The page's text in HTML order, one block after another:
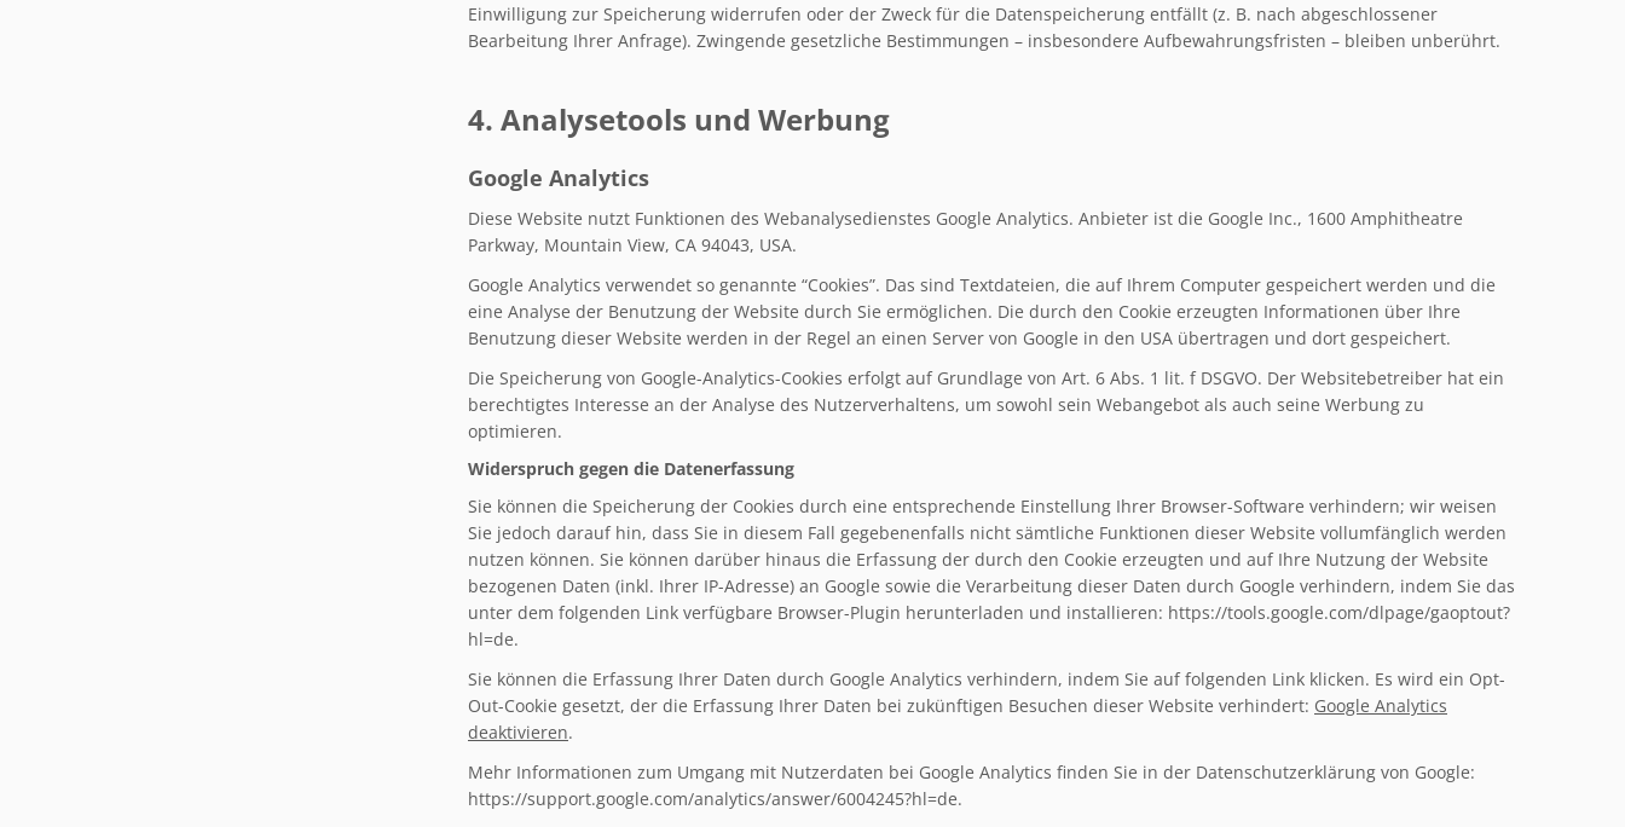
Einwilligung zur Speicherung widerrufen oder der Zweck für die Datenspeicherung entfällt (z. B. nach abgeschlossener
Bearbeitung Ihrer Anfrage). Zwingende gesetzliche Bestimmungen – insbesondere Aufbewahrungsfristen – bleiben unberührt.
4. Analysetools und Werbung
Google Analytics
Diese Website nutzt Funktionen des Webanalysedienstes Google Analytics. Anbieter ist die Google Inc., 1600 Amphitheatre
Parkway, Mountain View, CA 94043, USA.
Google Analytics verwendet so genannte “Cookies”. Das sind Textdateien, die auf Ihrem Computer gespeichert werden und die
eine Analyse der Benutzung der Website durch Sie ermöglichen. Die durch den Cookie erzeugten Informationen über Ihre
Benutzung dieser Website werden in der Regel an einen Server von Google in den USA übertragen und dort gespeichert.
Die Speicherung von Google-Analytics-Cookies erfolgt auf Grundlage von Art. 6 Abs. 1 lit. f DSGVO. Der Websitebetreiber hat ein
berechtigtes Interesse an der Analyse des Nutzerverhaltens, um sowohl sein Webangebot als auch seine Werbung zu
optimieren.
Widerspruch gegen die Datenerfassung
Sie können die Speicherung der Cookies durch eine entsprechende Einstellung Ihrer Browser-Software verhindern; wir weisen
Sie jedoch darauf hin, dass Sie in diesem Fall gegebenenfalls nicht sämtliche Funktionen dieser Website vollumfänglich werden
nutzen können. Sie können darüber hinaus die Erfassung der durch den Cookie erzeugten und auf Ihre Nutzung der Website
bezogenen Daten (inkl. Ihrer IP-Adresse) an Google sowie die Verarbeitung dieser Daten durch Google verhindern, indem Sie das
unter dem folgenden Link verfügbare Browser-Plugin herunterladen und installieren: https://tools.google.com/dlpage/gaoptout?
hl=de.
Sie können die Erfassung Ihrer Daten durch Google Analytics verhindern, indem Sie auf folgenden Link klicken. Es wird ein Opt-
Out-Cookie gesetzt, der die Erfassung Ihrer Daten bei zukünftigen Besuchen dieser Website verhindert: Google Analytics
deaktivieren.
Mehr Informationen zum Umgang mit Nutzerdaten bei Google Analytics finden Sie in der Datenschutzerklärung von Google:
https://support.google.com/analytics/answer/6004245?hl=de.